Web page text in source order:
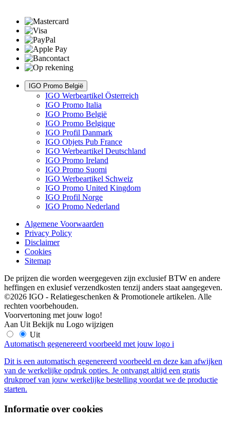
IGO Promo België
IGO Werbeartikel Österreich
IGO Promo Italia
IGO Promo België
IGO Promo Belgique
IGO Profil Danmark
IGO Objets Pub France
IGO Werbeartikel Deutschland
IGO Promo Ireland
IGO Promo Suomi
IGO Werbeartikel Schweiz
IGO Promo United Kingdom
IGO Profil Norge
IGO Promo Nederland
Algemene Voorwaarden
Privacy Policy
Disclaimer
Cookies
Sitemap
De prijzen die worden weergegeven zijn exclusief BTW en andere
heffingen en exlusief verzendkosten tenzij anders staat aangegeven.
©2026 IGO - Relatiegeschenken & Promotionele artikelen. Alle
rechten voorbehouden.
Voorvertoning met jouw logo!
Aan Uit Bekijk nu Logo wijzigen
Uit
Automatisch gegenereerd voorbeeld met jouw logo i
Dit is een automatisch gegenereerd voorbeeld en deze kan afwijken
van de werkelijke opdruk opties. Je ontvangt altijd een gratis
drukproef van jouw werkelijke bestelling voordat we de productie
starten.
Informatie over cookies